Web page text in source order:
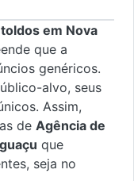
em Nova
que a
genéricos.
alvo, seus
Assim,
de Agência de
que
seja no